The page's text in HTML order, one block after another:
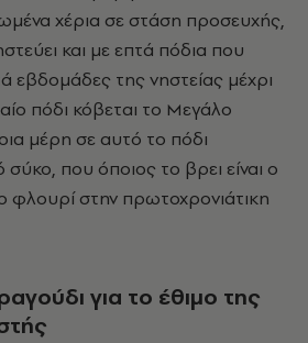
χέρια σε στάση προσευχής,
και με επτά πόδια που
εβδομάδες της νηστείας μέχρι
πόδι κόβεται το Μεγάλο
μέρη σε αυτό το πόδι
σύκο, που όποιος το βρει είναι ο
φλουρί στην πρωτοχρονιάτικη
για το έθιμο της